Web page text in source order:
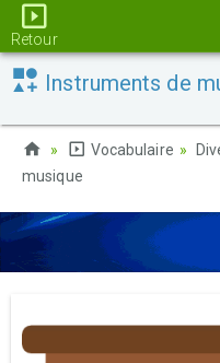
Retour
Instruments de
Vocabulaire
musique